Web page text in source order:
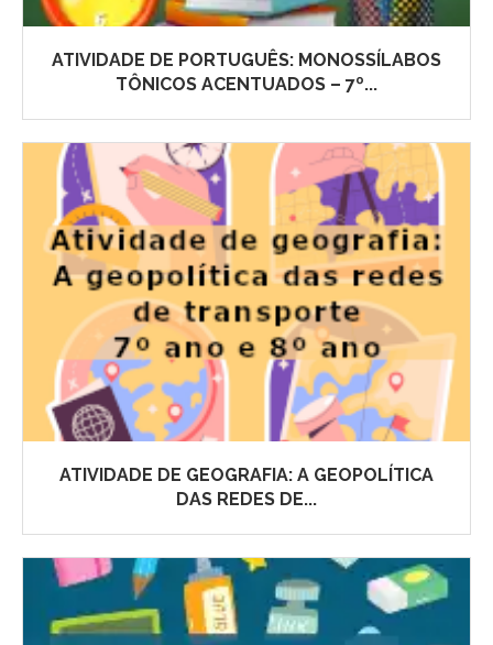
ATIVIDADE DE PORTUGUÊS: MONOSSÍLABOS
TÔNICOS ACENTUADOS – 7º...
ATIVIDADE DE GEOGRAFIA: A GEOPOLÍTICA
DAS REDES DE...